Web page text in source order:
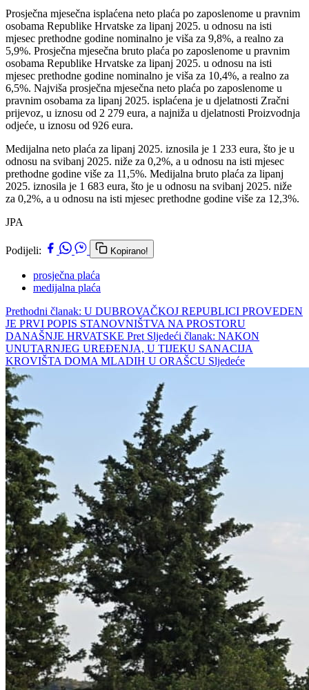
Prosječna mjesečna isplaćena neto plaća po zaposlenome u pravnim
osobama Republike Hrvatske za lipanj 2025. u odnosu na isti
mjesec prethodne godine nominalno je viša za 9,8%, a realno za
5,9%. Prosječna mjesečna bruto plaća po zaposlenome u pravnim
osobama Republike Hrvatske za lipanj 2025. u odnosu na isti
mjesec prethodne godine nominalno je viša za 10,4%, a realno za
6,5%. Najviša prosječna mjesečna neto plaća po zaposlenome u
pravnim osobama za lipanj 2025. isplaćena je u djelatnosti Zračni
prijevoz, u iznosu od 2 279 eura, a najniža u djelatnosti Proizvodnja
odjeće, u iznosu od 926 eura.
Medijalna neto plaća za lipanj 2025. iznosila je 1 233 eura, što je u
odnosu na svibanj 2025. niže za 0,2%, a u odnosu na isti mjesec
prethodne godine više za 11,5%. Medijalna bruto plaća za lipanj
2025. iznosila je 1 683 eura, što je u odnosu na svibanj 2025. niže
za 0,2%, a u odnosu na isti mjesec prethodne godine više za 12,3%.
JPA
Podijeli: Kopirano!
prosječna plaća
medijalna plaća
Prethodni članak: U DUBROVAČKOJ REPUBLICI PROVEDEN
JE PRVI POPIS STANOVNIŠTVA NA PROSTORU
DANAŠNJE HRVATSKE Pret Sljedeći članak: NAKON
UNUTARNJEG UREĐENJA, U TIJEKU SANACIJA
KROVIŠTA DOMA MLADIH U ORAŠCU Sljedeće